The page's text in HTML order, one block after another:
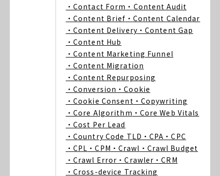
・Contact Form ・Content Audit
・Content Brief ・Content Calendar
・Content Delivery ・Content Gap
・Content Hub
・Content Marketing Funnel
・Content Migration
・Content Repurposing
・Conversion ・Cookie
・Cookie Consent ・Copywriting
・Core Algorithm ・Core Web Vitals
・Cost Per Lead
・Country Code TLD ・CPA ・CPC
・CPL ・CPM ・Crawl ・Crawl Budget
・Crawl Error ・Crawler ・CRM
・Cross-device Tracking